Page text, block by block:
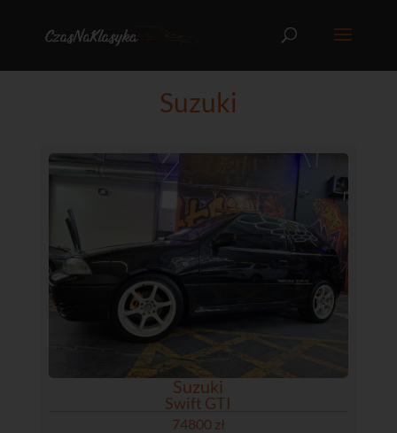
Suzuki
Suzuki
Swift GTI
74800 zł